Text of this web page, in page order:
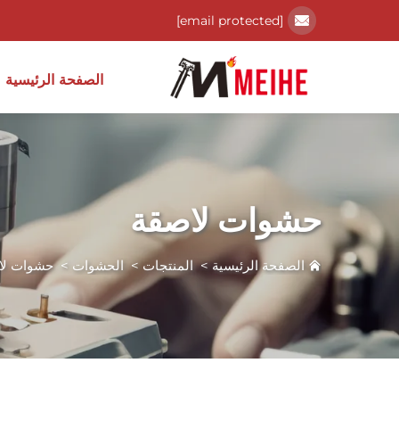
[email protected]
الصفحة الرئيسية
حشوات لاصقة
الصفحة الرئيسية>المنتجات>الحشوات >حشوات